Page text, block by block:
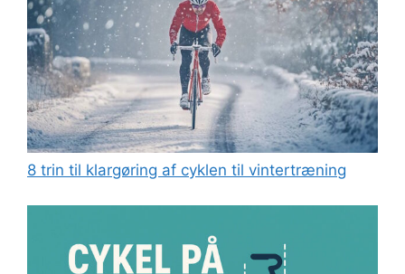
8 trin til klargøring af cyklen til vintertræning